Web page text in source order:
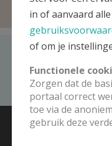
Recent bezocht
Aleidis Brussel-Noord-
© 2026 Kerk en Media vzw
in of aanvaard
of om je
Functionele
Zorgen dat de
portaal correct
toe via de
gebruik deze